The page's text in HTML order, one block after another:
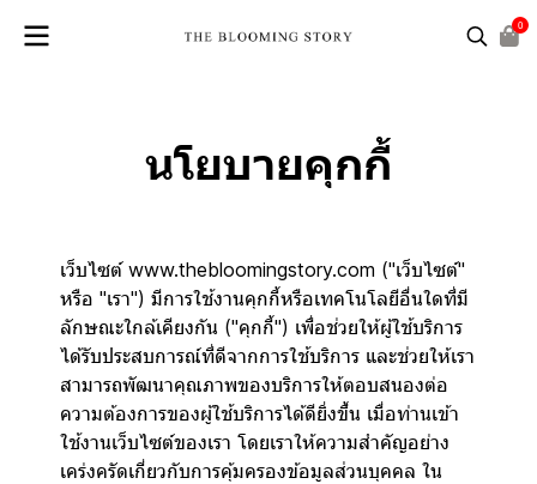
0
นโยบายคุกกี้
เว็บไซต์ www.thebloomingstory.com ("เว็บไซต์"
หรือ "เรา") มีการใช้งานคุกกี้หรือเทคโนโลยีอื่นใดที่มี
ลักษณะใกล้เคียงกัน ("คุกกี้") เพื่อช่วยให้ผู้ใช้บริการ
ได้รับประสบการณ์ที่ดีจากการใช้บริการ และช่วยให้เรา
สามารถพัฒนาคุณภาพของบริการให้ตอบสนองต่อ
ความต้องการของผู้ใช้บริการได้ดียิ่งขึ้น เมื่อท่านเข้า
ใช้งานเว็บไซต์ของเรา โดยเราให้ความสำคัญอย่าง
เคร่งครัดเกี่ยวกับการคุ้มครองข้อมูลส่วนบุคคล ใน